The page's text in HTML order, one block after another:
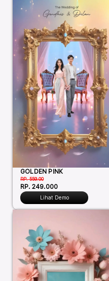
GOLDEN PINK
RP. 559.00
RP. 249.000
Lihat Demo